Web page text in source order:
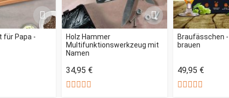
für Papa -
Holz Hammer
Multifunktionswerkzeug mit
Namen
34,95 €
Braufässchen
brauen
49,95 €